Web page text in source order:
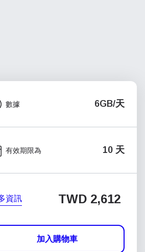
數據 6GB/天
有效期限為 10 天
資訊 TWD 2,612
加入購物車